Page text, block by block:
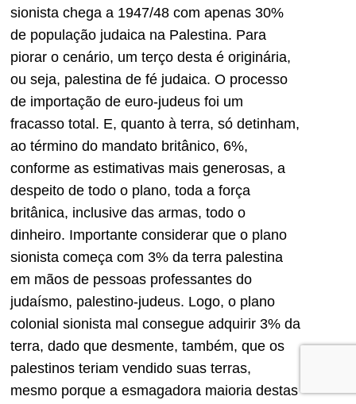
sionista chega a 1947/48 com apenas 30%
de população judaica na Palestina. Para
piorar o cenário, um terço desta é originária,
ou seja, palestina de fé judaica. O processo
de importação de euro-judeus foi um
fracasso total. E, quanto à terra, só detinham,
ao término do mandato britânico, 6%,
conforme as estimativas mais generosas, a
despeito de todo o plano, toda a força
britânica, inclusive das armas, todo o
dinheiro. Importante considerar que o plano
sionista começa com 3% da terra palestina
em mãos de pessoas professantes do
judaísmo, palestino-judeus. Logo, o plano
colonial sionista mal consegue adquirir 3% da
terra, dado que desmente, também, que os
palestinos teriam vendido suas terras,
mesmo porque a esmagadora maioria destas